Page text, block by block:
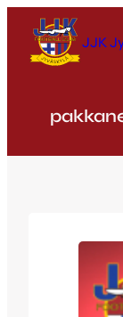
sisältöön
JJK